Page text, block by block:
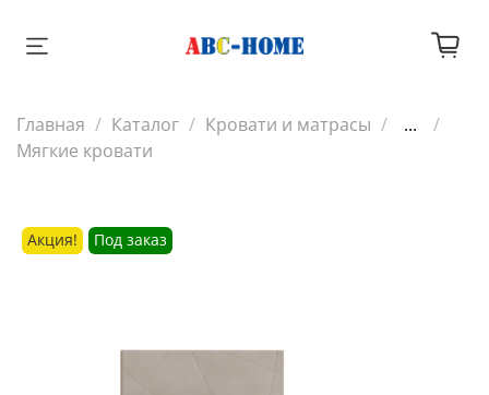
Главная Каталог Кровати и матрасы
...
Мягкие кровати
Акция! Под заказ